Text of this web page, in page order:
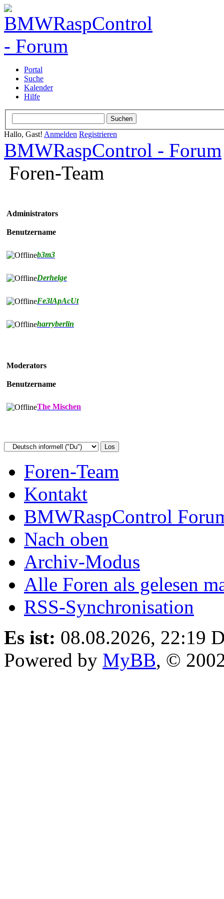
Portal
Suche
Kalender
Hilfe
Hallo, Gast! Anmelden Registrieren
BMWRaspControl - Forum
Foren-Team
Administrators
Benutzername
b3m3
Derhelge
Fe3lApAcUt
harryberlin
Moderators
Benutzername
The Mischen
Foren-Team
Kontakt
BMWRaspControl
Nach oben
Archiv-Modus
Alle Foren als gelesen
RSS-Synchronisation
Es ist: 08.08.2026, 22:19
Powered by MyBB, ©